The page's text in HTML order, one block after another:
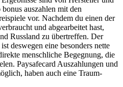
auszahlen mit den
vor. Nachdem du einen der
und abgearbeitet hast,
Russland zu übertreffen. Der
deswegen eine besonders nette
menschliche Begegnung, die
Paysafecard Auszahlungen und
haben auch eine Traum-